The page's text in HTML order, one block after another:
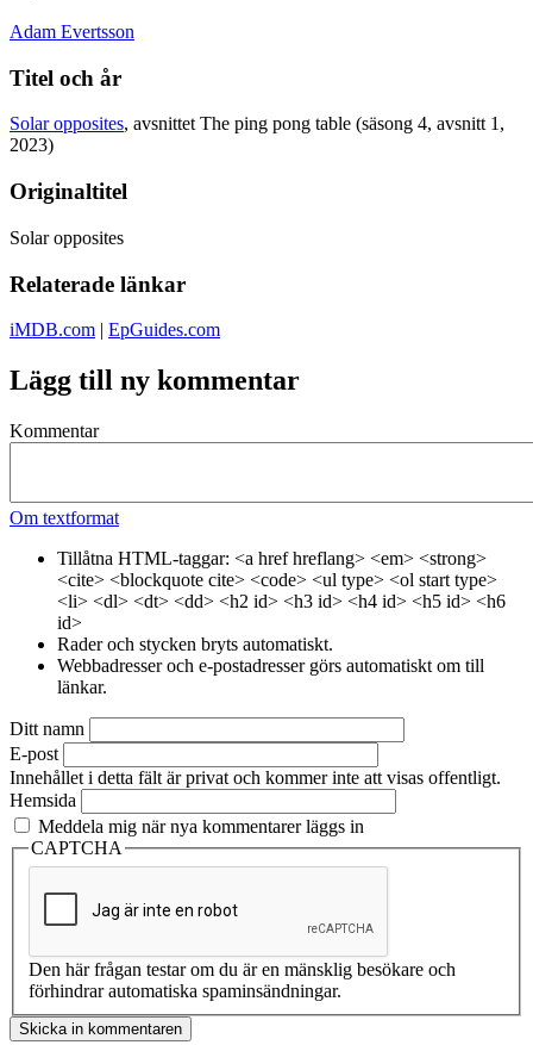
Adam Evertsson
Titel och år
Solar opposites, avsnittet The ping pong table (säsong 4, avsnitt 1,
2023)
Originaltitel
Solar opposites
Relaterade länkar
iMDB.com | EpGuides.com
Lägg till ny kommentar
Kommentar
Om textformat
Tillåtna HTML-taggar: <a href hreflang> <em> <strong>
<cite> <blockquote cite> <code> <ul type> <ol start type>
<li> <dl> <dt> <dd> <h2 id> <h3 id> <h4 id> <h5 id> <h6
id>
Rader och stycken bryts automatiskt.
Webbadresser och e-postadresser görs automatiskt om till
länkar.
Ditt namn
E-post
Innehållet i detta fält är privat och kommer inte att visas offentligt.
Hemsida
Meddela mig när nya kommentarer läggs in
CAPTCHA
Den här frågan testar om du är en mänsklig besökare och
förhindrar automatiska spaminsändningar.